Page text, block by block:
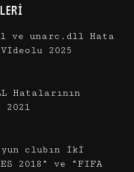
ve unarc.dll Hata
Videolu 2025
Hatalarının
2021
clubın iki
2018” ve “FIFA